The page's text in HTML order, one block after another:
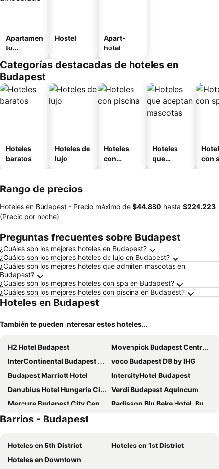
Apartamen
to
o
Hostel
Apart-
hotel
Categorías destacadas de hoteles en
Budapest
Hoteles
baratos
Hoteles de
lujo
Hoteles
con
Hoteles
que
con
Rango de precios
Hoteles en Budapest - Precio máximo de ‎$44.880 hasta ‎$224.223
(Precio por noche)
Preguntas frecuentes sobre Budapest
¿Cuáles son los mejores hoteles en Budapest?
¿Cuáles son los mejores hoteles de lujo en Budapest?
¿Cuáles son los mejores hoteles que admiten mascotas en
Budapest?
¿Cuáles son los mejores hoteles con spa en Budapest?
¿Cuáles son los mejores hoteles con piscina en Budapest?
Hoteles en Budapest
También te pueden interesar estos hoteles...
H2 Hotel Budapest
Movenpick Budapest Centrum
InterContinental Budapest by IHG
voco Budapest D8 by IHG
Budapest Marriott Hotel
IntercityHotel Budapest
Danubius Hotel Hungaria City Center
Verdi Budapest Aquincum
Mercure Budapest City Center Hotel
Radisson Blu Beke Hotel, Budapest
Three Corners Hotel Anna
Full Moon Budapest
Rumor Apartments
Carlton Hotel Buda Castle
Barrios - Budapest
Hoteles en 5th District
Hoteles en 1st District
Hoteles en Downtown